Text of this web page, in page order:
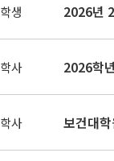
학생 2026년
학사 2026학
학사 보건대